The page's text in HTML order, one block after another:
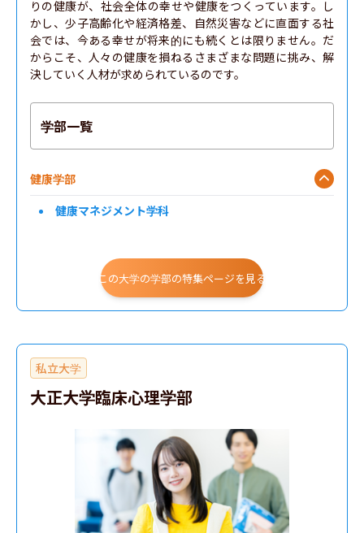
りの健康が、社会全体の幸せや健康をつくっています。し
かし、少子高齢化や経済格差、自然災害などに直面する社
会では、今ある幸せが将来的にも続くとは限りません。だ
からこそ、人々の健康を損ねるさまざまな問題に挑み、解
決していく人材が求められているのです。
学部一覧
健康学部
健康マネジメント学科
この大学の学部の特集ページを見る
私立大学
大正大学臨床心理学部